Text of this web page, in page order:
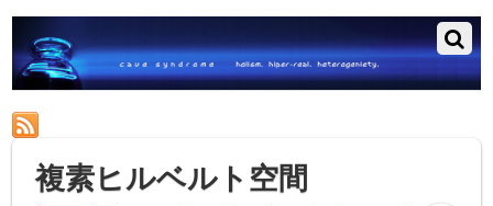
複素ヒルベルト空間